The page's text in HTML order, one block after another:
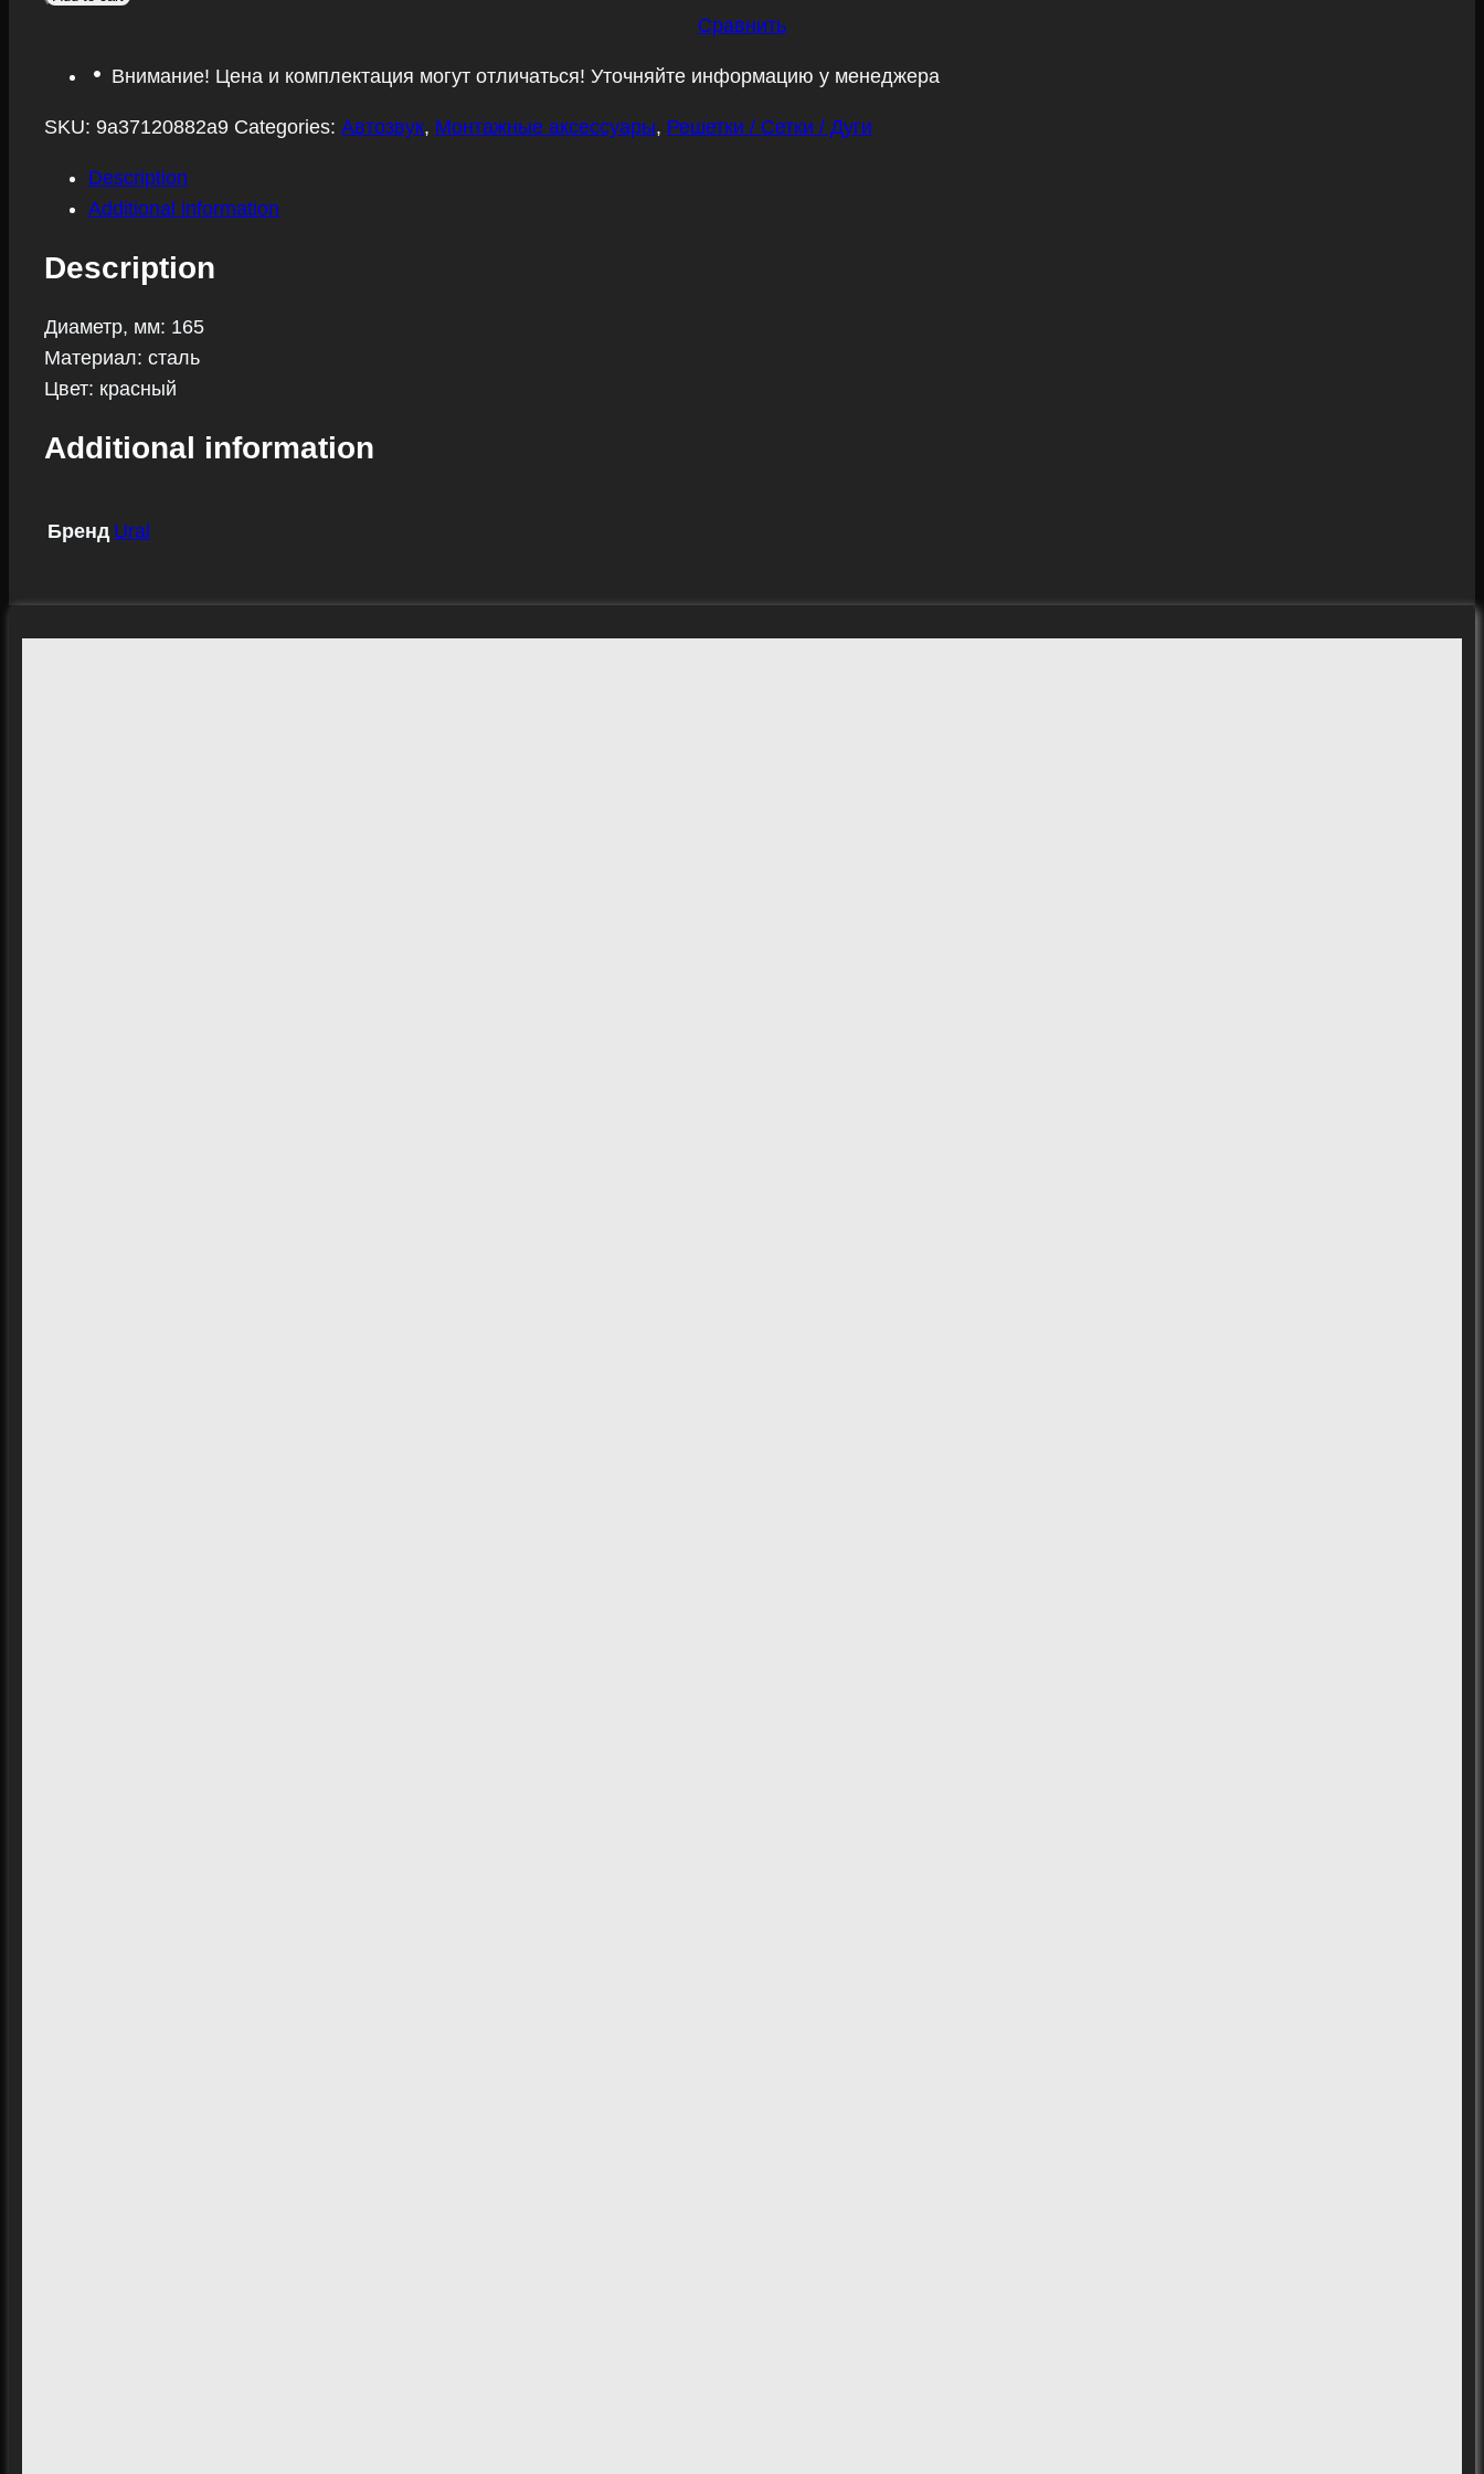
TT16
quantity
Сравнить
Внимание! Цена и комплектация могут отличаться! Уточняйте информацию у менеджера
SKU: 9a37120882a9 Categories: Автозвук, Монтажные аксессуары, Решетки / Сетки / Дуги
Description
Additional information
Description
Диаметр, мм: 165
Материал: сталь
Цвет: красный
Additional information
Бренд Ural